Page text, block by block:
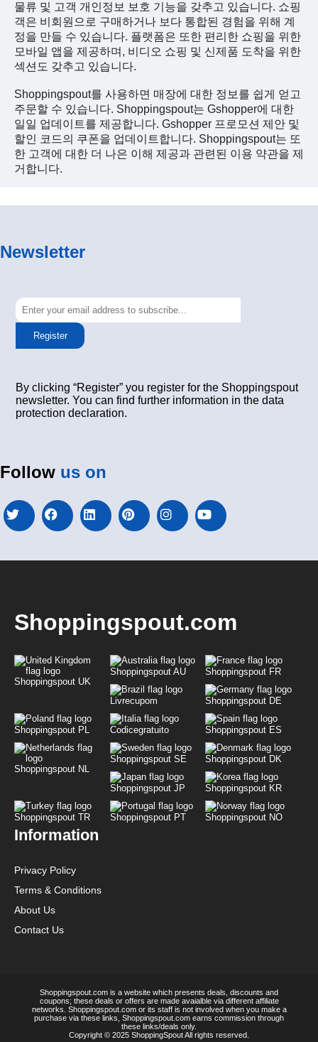
물류 및 고객 개인정보 보호 기능을 갖추고 있습니다. 쇼핑
객은 비회원으로 구매하거나 보다 통합된 경험을 위해 계
정을 만들 수 있습니다. 플랫폼은 또한 편리한 쇼핑을 위한
모바일 앱을 제공하며, 비디오 쇼핑 및 신제품 도착을 위한
섹션도 갖추고 있습니다.
Shoppingspout를 사용하면 매장에 대한 정보를 쉽게 얻고
주문할 수 있습니다. Shoppingspout는 Gshopper에 대한
일일 업데이트를 제공합니다. Gshopper 프로모션 제안 및
할인 코드의 쿠폰을 업데이트합니다. Shoppingspout는 또
한 고객에 대한 더 나은 이해 제공과 관련된 이용 약관을 제
거합니다.
Newsletter
Register
By clicking “Register” you register for the Shoppingspout
newsletter. You can find further information in the data
protection declaration.
Follow us on
Shoppingspout.com
Shoppingspout UK
Shoppingspout AU Shoppingspout FR
Livrecupom Shoppingspout DE
Shoppingspout PL Codicegratuito Shoppingspout ES
Shoppingspout NL
Shoppingspout SE Shoppingspout DK
Shoppingspout JP Shoppingspout KR
Shoppingspout TR Shoppingspout PT Shoppingspout NO
Information
Privacy Policy
Terms & Conditions
About Us
Contact Us
Shoppingspout.com is a website which presents deals, discounts and
coupons; these deals or offers are made avaialble via different affiliate
networks. Shoppingspout.com or its staff is not involved when you make a
purchase via these links, Shoppingspout.com earns commission through
these links/deals only.
Copyright © 2025 ShoppingSpout All rights reserved.